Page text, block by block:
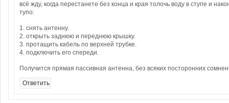
всё жду, когда перестанете без конца и края толочь воду в ступе и
тупо:
1. снять антенну.
2. открыть заднюю и переднюю крышку.
3. протащить кабель по верхней трубке.
4. подключить его спереди.
Получится прямая пассивная антенна, без всяких посторонних
Ответить